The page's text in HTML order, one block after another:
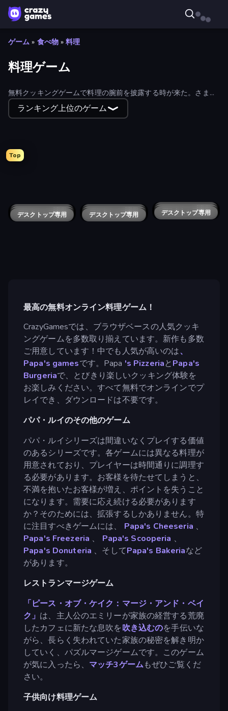
ゲーム » 食べ物 » 料理
料理ゲーム
無料クッキングゲームで料理の腕前を披露する時が来た。さまざ
まなタイトルを見て、パスタからチョコレートドーナツまですべ
てを調理する！オンラインで楽しく無料で遊ぼう。
ランキング上位のゲーム
Top
Food Truck Chef™: A Fun Cooking Game
Cooking Live Magic Kitchen: Merge Game Ring Restaurant
Ice Cream Fever: Cooking Game Click To Grill Top Pizza
That's My Recipe Cooking Festival Mom's Diary 2
Crazy Pizza Multiplayer Trucktopolis Cooking Chaos デスクトップ専用
Papa's Cheeseria
デスクトップ専用
Papa's Bakeria デスクトップ専用
Papa's Hot Doggeria デスクトップ専用
Rush Hour Cafe
デスクトップ専用Burger Cafe Story ASMR Cooking デスクトップ専用 デスクトップ専用
Cookin'Truck
デスクトップ専用
Card Cafe デスクトップ専用
Platformer Chef
最高の無料オンライン料理ゲーム！
CrazyGamesでは、ブラウザベースの人気クッキ
ングゲームを多数取り揃えています。新作も多数
ご用意しています！中でも人気が高いのは、
Papa's gamesです。Papa 's PizzeriaとPapa's
Burgeriaで、とびきり楽しいクッキング体験を
お楽しみください。すべて無料でオンラインでプ
レイでき、ダウンロードは不要です。
パパ・ルイのその他のゲーム
パパ・ルイシリーズは間違いなくプレイする価値
のあるシリーズです。各ゲームには異なる料理が
用意されており、プレイヤーは時間通りに調理す
る必要があります。お客様を待たせてしまうと、
不満を抱いたお客様が増え、ポイントを失うこと
になります。需要に応え続ける必要があります
か？そのためには、拡張するしかありません。特
に注目すべきゲームには、 Papa's Cheeseria 、
Papa's Freezeria 、 Papa's Scooperia 、
Papa's Donuteria 、そしてPapa's Bakeriaなど
があります。
レストランマージゲーム
「ピース・オブ・ケイク：マージ・アンド・ベイ
ク」 は、主人公のエミリーが家族の経営する荒廃
したカフェに新たな息吹を吹き込むのを手伝いな
がら、長らく失われていた家族の秘密を解き明か
していく、パズルマージゲームです。このゲーム
が気に入ったら、 マッチ3ゲームもぜひご覧くだ
さい。
子供向け料理ゲーム